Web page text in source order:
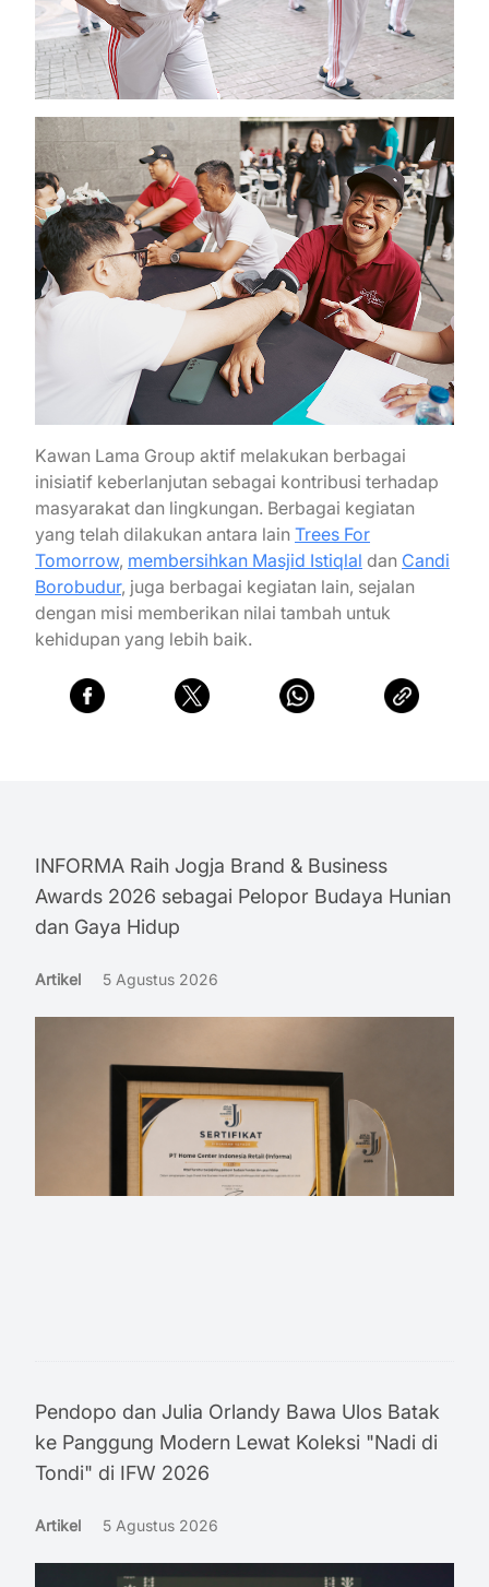
Kawan Lama Group aktif melakukan berbagai
inisiatif keberlanjutan sebagai kontribusi terhadap
masyarakat dan lingkungan. Berbagai kegiatan
yang telah dilakukan antara lain Trees For
Tomorrow, membersihkan Masjid Istiqlal dan Candi
Borobudur, juga berbagai kegiatan lain, sejalan
dengan misi memberikan nilai tambah untuk
kehidupan yang lebih baik.
INFORMA Raih Jogja Brand & Business
Awards 2026 sebagai Pelopor Budaya Hunian
dan Gaya Hidup
Artikel 5 Agustus 2026
Pendopo dan Julia Orlandy Bawa Ulos Batak
ke Panggung Modern Lewat Koleksi "Nadi di
Tondi" di IFW 2026
Artikel 5 Agustus 2026